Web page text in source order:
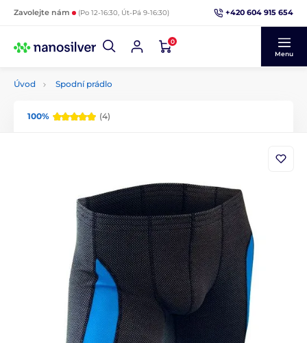
Zavolejte nám (Po 12-16:30, Út-Pá 9-16:30) +420 604 915 654
0
Menu
Úvod Spodní prádlo
100% (4)